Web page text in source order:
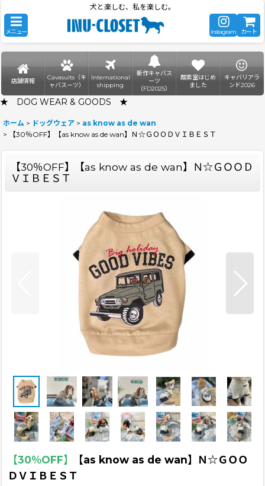
犬と楽しむ、私を楽しむ。
メニュー instagram カート
店舗情報
Cavasuits（キ
ャバスーツ）
International
shipping
新作キャバス
ーツ
（FD2025）
酸素室はじめ
ました
キャバリアラ
ンド2026
★ DOG WEAR & GOODS ★
ホーム > ドッグウェア > as know as de wan
>
【30％OFF】【as know as de wan】Ｎ☆ＧＯＯＤＶＩＢＥＳＴ
【30％OFF】【as know as de wan】Ｎ☆ＧＯＯＤ
ＶＩＢＥＳＴ
【30％OFF】
【as know as de wan】Ｎ☆ＧＯＯ
ＤＶＩＢＥＳＴ